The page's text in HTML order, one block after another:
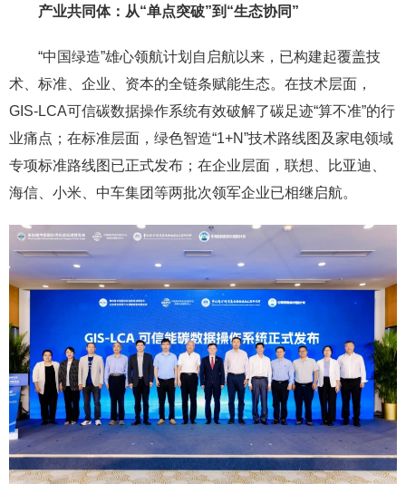
产业共同体：从“单点突破”到“生态协同”
“中国绿造”雄心领航计划自启航以来，已构建起覆盖技
术、标准、企业、资本的全链条赋能生态。在技术层面，
GIS-LCA可信碳数据操作系统有效破解了碳足迹“算不准”的行
业痛点；在标准层面，绿色智造“1+N”技术路线图及家电领域
专项标准路线图已正式发布；在企业层面，联想、比亚迪、
海信、小米、中车集团等两批次领军企业已相继启航。